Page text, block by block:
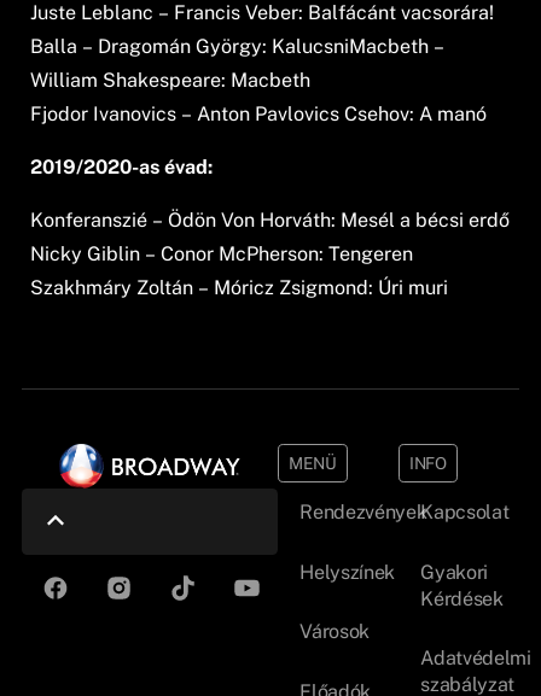
Juste Leblanc – Francis Veber: Balfácánt vacsorára!
Balla – Dragomán György: KalucsniMacbeth –
William Shakespeare: Macbeth
Fjodor Ivanovics – Anton Pavlovics Csehov: A manó
2019/2020-as évad:
Konferanszié – Ödön Von Horváth: Mesél a bécsi erdő
Nicky Giblin – Conor McPherson: Tengeren
Szakhmáry Zoltán – Móricz Zsigmond: Úri muri
MENÜ
Rendezvények
Helyszínek
Városok
INFO
Kapcsolat
Gyakori
Kérdések
Adatvédelmi
szabályzat